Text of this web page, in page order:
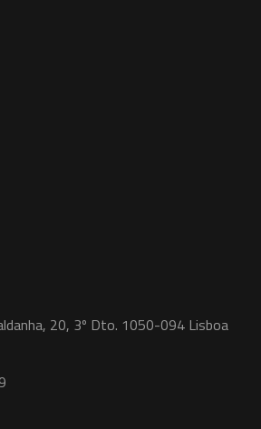
20, 3º Dto. 1050-094 Lisboa